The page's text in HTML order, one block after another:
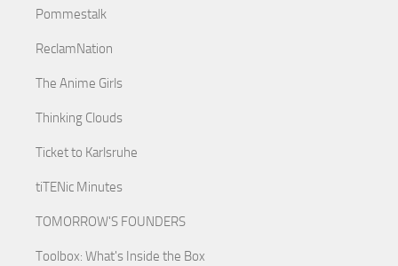
Pommestalk
ReclamNation
The Anime Girls
Thinking Clouds
Ticket to Karlsruhe
tiTENic Minutes
TOMORROW'S FOUNDERS
Toolbox: What's Inside the Box